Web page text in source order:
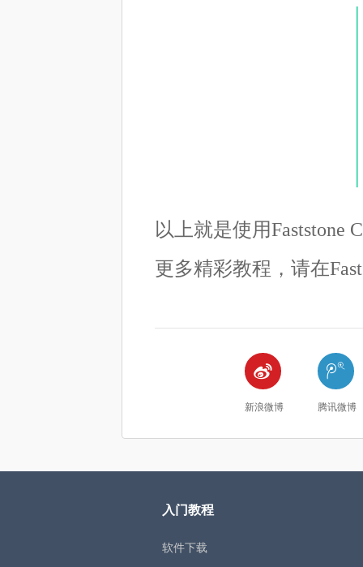
以上就是使用Faststone
更多精彩教程，请在

新浪微博

腾讯微博
入门教程
软件下载